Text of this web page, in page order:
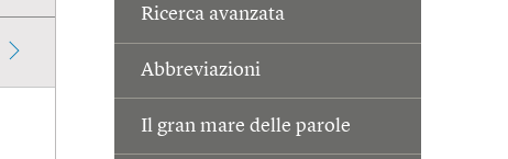
Ricerca avanzata
Abbreviazioni
Il gran mare delle parole